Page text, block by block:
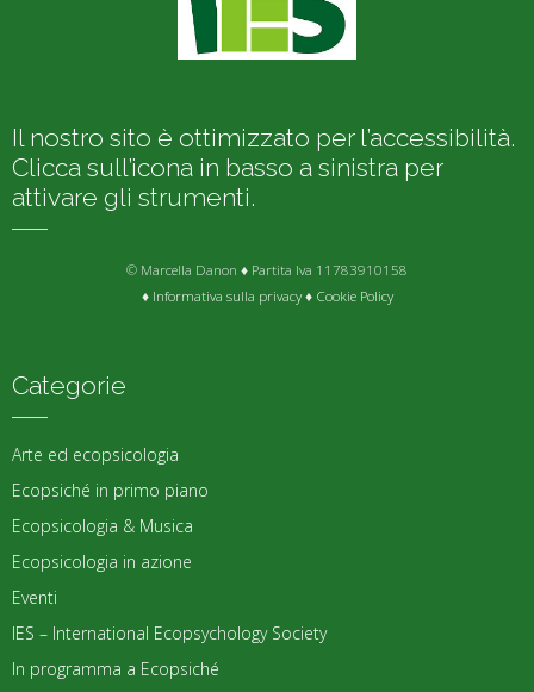
Il nostro sito è ottimizzato per l’accessibilità.
Clicca sull’icona in basso a sinistra per
attivare gli strumenti.
© Marcella Danon ♦ Partita Iva 11783910158
♦ Informativa sulla privacy♦ Cookie Policy
Categorie
Arte ed ecopsicologia
Ecopsiché in primo piano
Ecopsicologia & Musica
Ecopsicologia in azione
Eventi
IES – International Ecopsychology Society
In programma a Ecopsiché